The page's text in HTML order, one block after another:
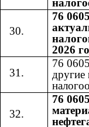
76
2026
76
другие
76